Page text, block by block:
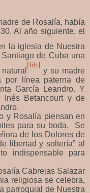
de Rosalía, había
Al año siguiente, el
la iglesia de Nuestra
de Cuba una
[66]
y su madre
por línea paterna de
García Leandro. Y
Inés Betancourt y de
y Rosalía piensan en
para su boda. Se
de los Dolores de
libertad y soltería” al
indispensable para
Cabrejas Salazar
religiosa se celebra,
parroquial de Nuestra